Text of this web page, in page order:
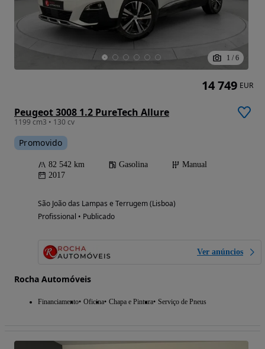
1 / 6
Peugeot 3008 1.2 PureTech Allure
1199 cm3 • 130 cv
Promovido
82 542 km Gasolina
Manual
2017
São João das Lampas e Terrugem (Lisboa)
Profissional • Publicado
Ver anúncios
Rocha Automóveis
Financiamento Oficina Chapa e Pintura Serviço de Pneus
14 749 EUR